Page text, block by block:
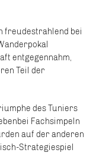
freudestrahlend bei
entgegennahm,
Teil der
des Tuniers
Fachsimpeln
auf der anderen
Strategiespiel